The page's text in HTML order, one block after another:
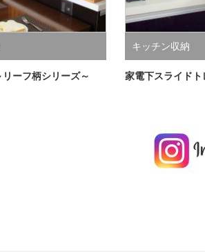
ーフ柄シリーズ～
キッチン収納
家電下スライドト